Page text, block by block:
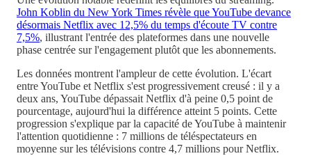
John Koblin du New York Times révèle que YouTube devance
désormais Netflix avec 12,5% du temps d'écoute TV contre
7,5%, illustrant l'entrée des plateformes dans une nouvelle
phase centrée sur l'engagement plutôt que les abonnements.
Les données montrent l'ampleur de cette évolution. L'écart
entre YouTube et Netflix s'est progressivement creusé : il y a
deux ans, YouTube dépassait Netflix d'à peine 0,5 point de
pourcentage, aujourd'hui la différence atteint 5 points. Cette
progression s'explique par la capacité de YouTube à maintenir
l'attention quotidienne : 7 millions de téléspectateurs en
moyenne sur les télévisions contre 4,7 millions pour Netflix.